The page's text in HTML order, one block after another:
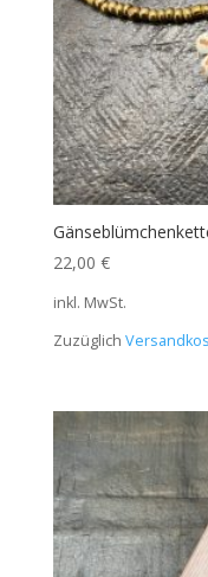
22,00 €
inkl. MwSt.
Zuzüglich